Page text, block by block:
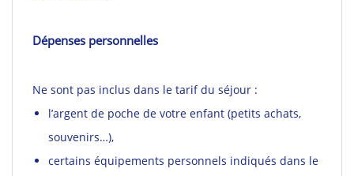
Dépenses personnelles
Ne sont pas inclus dans le tarif du séjour :
l’argent de poche de votre enfant (petits achats,
souvenirs…),
certains équipements personnels indiqués dans le